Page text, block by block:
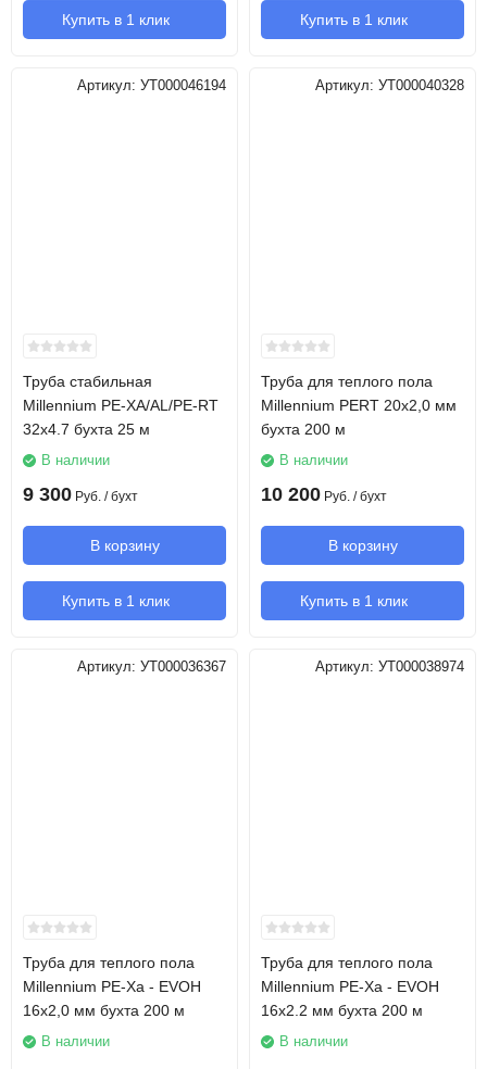
Купить в 1 клик Купить в 1 клик
Артикул: УТ000046194
Труба стабильная
Millennium PE-XA/AL/PE-RT
32х4.7 бухта 25 м
В наличии
9 300 Руб. / бухт
В корзину
Купить в 1 клик
Артикул: УТ000040328
Труба для теплого пола
Millennium PERT 20х2,0 мм
бухта 200 м
В наличии
10 200 Руб. / бухт
В корзину
Купить в 1 клик
Артикул: УТ000036367
Труба для теплого пола
Millennium PE-Xa - EVOH
16х2,0 мм бухта 200 м
В наличии
Артикул: УТ000038974
Труба для теплого пола
Millennium PE-Xa - EVOH
16х2.2 мм бухта 200 м
В наличии